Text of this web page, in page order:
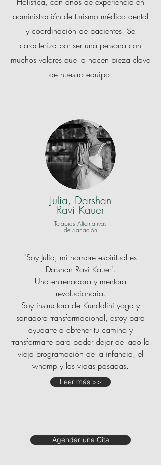
administración de turismo médico dental
y coordinación de pacientes. Se
caracteriza por ser una persona con
muchos valores que la hacen pieza clave
de nuestro equipo.
Julia, Darshan
Ravi Kauer
Terapias Alternativas
de Sanación
"Soy Julia, mi nombre espiritual es
Darshan Ravi Kauer".
Una entrenadora y mentora
revolucionaria.
Soy instructora de Kundalini yoga y
sanadora transformacional, estoy para
ayudarte a obtener tu camino y
transformarte para poder dejar de lado la
vieja programación de la infancia, el
whomp y las vidas pasadas.
Leer más >>
Agendar una Cita